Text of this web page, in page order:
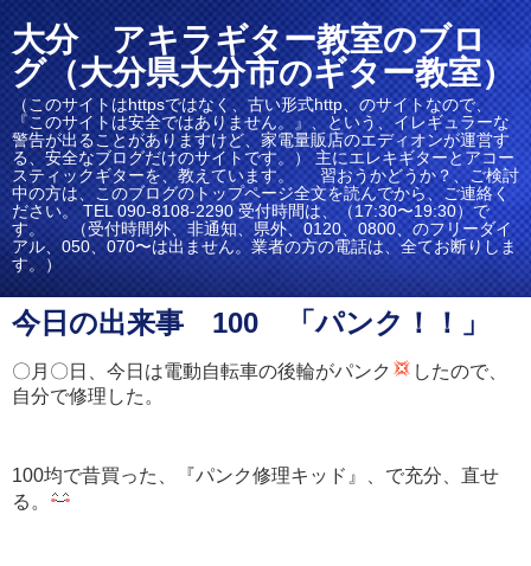
大分 アキラギター教室のブロ
グ（大分県大分市のギター教室）
（このサイトはhttpsではなく、古い形式http、のサイトなので、
『このサイトは安全ではありません。』、という、イレギュラーな
警告が出ることがありますけど、家電量販店のエディオンが運営す
る、安全なブログだけのサイトです。） 主にエレキギターとアコー
スティックギターを、教えています。 習おうかどうか？、ご検討
中の方は、このブログのトップページ全文を読んでから、ご連絡く
ださい。 TEL 090-8108-2290 受付時間は、（17:30〜19:30）で
す。 （受付時間外、非通知、県外、0120、0800、のフリーダイ
アル、050、070〜は出ません。業者の方の電話は、全てお断りしま
す。）
今日の出来事 100 「パンク！！」
〇月〇日、今日は電動自転車の後輪がパンク
したので、
自分で修理した。
100均で昔買った、『パンク修理キッド』、で充分、直せ
る。